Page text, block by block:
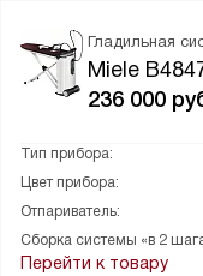
Гладильная
Miele
236 000
Тип прибора:
Цвет прибора:
Отпариватель:
Сборка системы «в 2
Перейти к товару